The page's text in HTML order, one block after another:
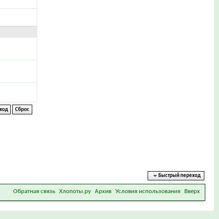
Быстрый переход
Обратная связь Хлопоты.ру Архив Условия использования Вверх